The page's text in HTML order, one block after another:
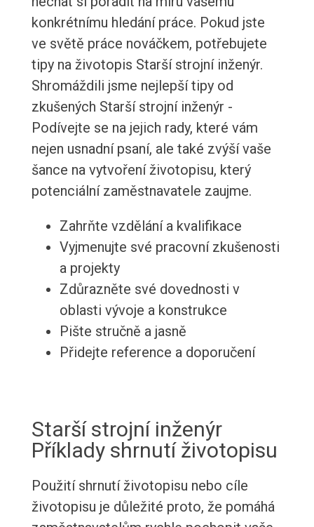
konkrétnímu hledání práce. Pokud jste
ve světě práce nováčkem, potřebujete
tipy na životopis Starší strojní inženýr.
Shromáždili jsme nejlepší tipy od
zkušených Starší strojní inženýr -
Podívejte se na jejich rady, které vám
nejen usnadní psaní, ale také zvýší vaše
šance na vytvoření životopisu, který
potenciální zaměstnavatele zaujme.
Zahrňte vzdělání a kvalifikace
Vyjmenujte své pracovní zkušenosti
a projekty
Zdůrazněte své dovednosti v
oblasti vývoje a konstrukce
Pište stručně a jasně
Přidejte reference a doporučení
Starší strojní inženýr
Příklady shrnutí životopisu
Použití shrnutí životopisu nebo cíle
životopisu je důležité proto, že pomáhá